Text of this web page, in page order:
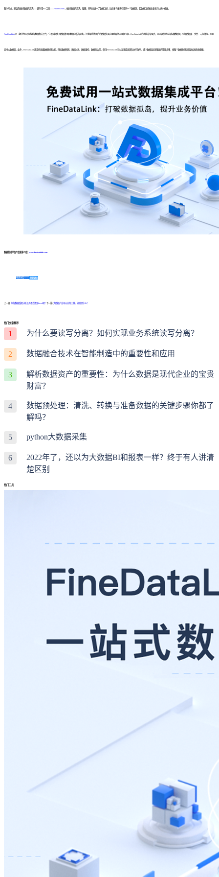
整体考虑，建议先做好数据的清洗——即利用ETL工具——FineDataLink ，做好数据的清洗、整理，同时也统一了数据口径，后续多个报表引用同一个数据源，若数据口径发生变化可以统一修改。
FineDataLink是一款低代码/高时效的数据集成平台，它不仅提供了数据清理和数据分析的功能，还能够将清理后的数据快速应用到其他应用程序中。FineDataLink的功能非常强大，可以轻松地连接多种数据源，包括数据库、文件、云存储等，而且
支持大数据量。此外，FineDataLink还支持高级数据处理功能，例如数据转换、数据过滤、数据重构、数据集合等。使用FineDataLink可以显著提高团队协作效率，减少数据连接和输出的繁琐步骤，使整个数据处理流程更加高效和便捷。
数据集成平台产品更多介绍： www.finedatalink.com
免费体验Demo 咨询方案
上一篇: 你的数据透视分析工具不会还是Excel吧？ 下一篇: 大数据产业可以分为三种，分别是什么？
热门文章推荐
1 为什么要读写分离？如何实现业务系统读写分离？
2 数据融合技术在智能制造中的重要性和应用
3
解析数据资产的重要性：为什么数据是现代企业的宝贵
财富？
4
数据预处理：清洗、转换与准备数据的关键步骤你都了
解吗？
5 python大数据采集
6
2022年了，还以为大数据BI和报表一样？终于有人讲清
楚区别
热门工具